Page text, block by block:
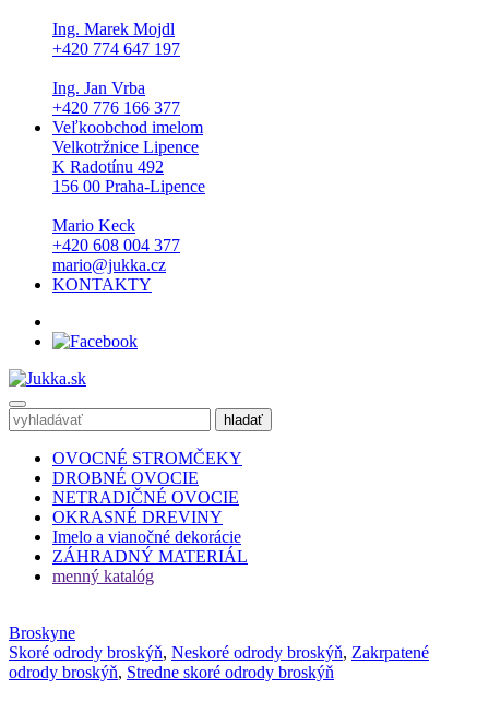
Ing. Marek Mojdl
+420 774 647 197
Ing. Jan Vrba
+420 776 166 377
Veľkoobchod imelom
Velkotržnice Lipence
K Radotínu 492
156 00 Praha-Lipence
Mario Keck
+420 608 004 377
mario@jukka.cz
KONTAKTY
OVOCNÉ STROMČEKY
DROBNÉ OVOCIE
NETRADIČNÉ OVOCIE
OKRASNÉ DREVINY
Imelo a vianočné dekorácie
ZÁHRADNÝ MATERIÁL
menný katalóg
Broskyne
Skoré odrody broskýň, Neskoré odrody broskýň, Zakrpatené
odrody broskýň, Stredne skoré odrody broskýň